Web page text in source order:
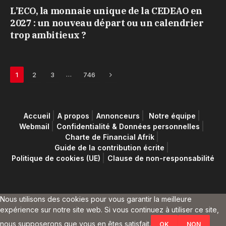
L’ECO, la monnaie unique de la CEDEAO en
2027 : un nouveau départ ou un calendrier
trop ambitieux ?
1 2 3 … 746 Next
Accueil A propos Annonceurs
Notre équipe
Webmail
Confidentialité & Données personnelles
Charte de Financial Afrik
Guide de la contribution écrite
Politique de cookies (UE)
Clause de non-responsabilité
Nous utilisons des cookies pour vous garantir la meilleure
expérience sur notre site web. Si vous continuez à utiliser ce site,
nous supposerons que vous en êtes satisfait.
OK NON